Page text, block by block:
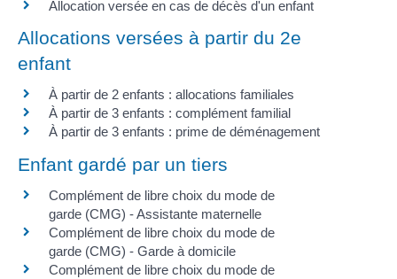
Allocation versée en cas de décès d'un enfant
Allocations versées à partir du 2e
enfant
À partir de 2 enfants : allocations familiales
À partir de 3 enfants : complément familial
À partir de 3 enfants : prime de déménagement
Enfant gardé par un tiers
Complément de libre choix du mode de
garde (CMG) - Assistante maternelle
Complément de libre choix du mode de
garde (CMG) - Garde à domicile
Complément de libre choix du mode de